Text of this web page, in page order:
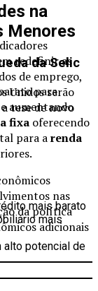
redefinir as
de emprego,
Unidos serão
tese de novo
nas
da política
adicionais
na
Menores
da Selic
para
aumentando
fixa oferecendo
para arenda
mais barato
mais
alto potencial de